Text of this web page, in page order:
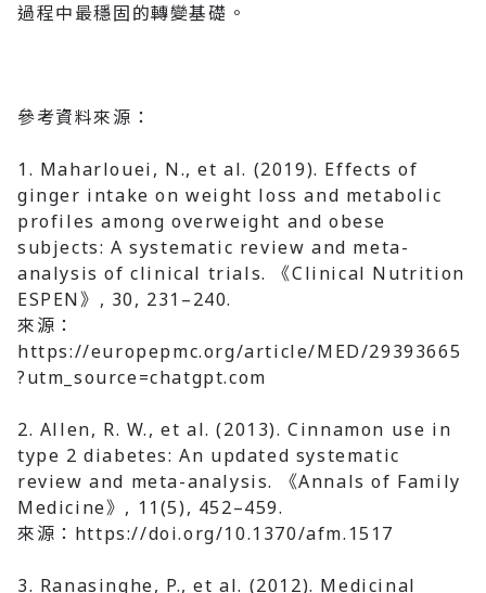
過程中最穩固的轉變基礎。
參考資料來源：
1. Maharlouei, N., et al. (2019). Effects of
ginger intake on weight loss and metabolic
profiles among overweight and obese
subjects: A systematic review and meta-
analysis of clinical trials. 《Clinical Nutrition
ESPEN》, 30, 231–240.
來源：
https://europepmc.org/article/MED/29393665
?utm_source=chatgpt.com
2. Allen, R. W., et al. (2013).Cinnamon use in
type 2 diabetes: An updated systematic
review and meta-analysis. 《Annals of Family
Medicine》, 11(5), 452–459.
來源：https://doi.org/10.1370/afm.1517
3. Ranasinghe, P., et al. (2012). Medicinal